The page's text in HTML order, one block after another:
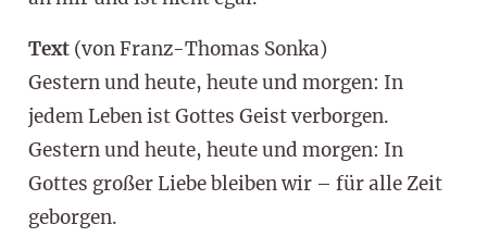
Text (von Franz-Thomas Sonka)
Gestern und heute, heute und morgen: In
jedem Leben ist Gottes Geist verborgen.
Gestern und heute, heute und morgen: In
Gottes großer Liebe bleiben wir – für alle Zeit
geborgen.